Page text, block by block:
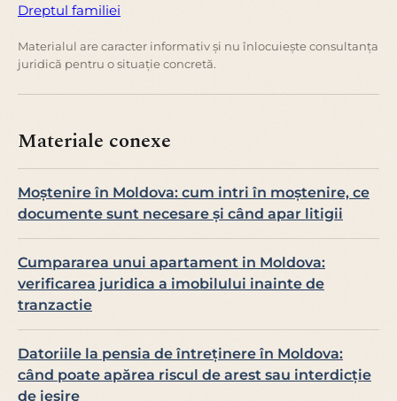
Dreptul familiei
Materialul are caracter informativ și nu înlocuiește consultanța
juridică pentru o situație concretă.
Materiale conexe
Moștenire în Moldova: cum intri în moștenire, ce
documente sunt necesare și când apar litigii
Cumpararea unui apartament in Moldova:
verificarea juridica a imobilului inainte de
tranzactie
Datoriile la pensia de întreținere în Moldova:
când poate apărea riscul de arest sau interdicție
de ieșire